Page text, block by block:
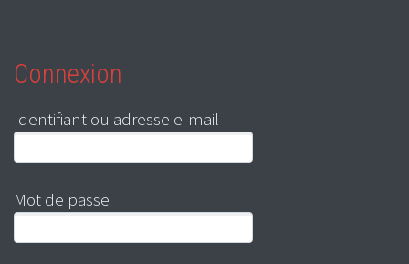
Connexion
Identifiant ou adresse e-mail
Mot de passe